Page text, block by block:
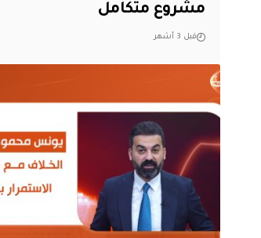
مشروع متكامل
قبل 3 أشهر